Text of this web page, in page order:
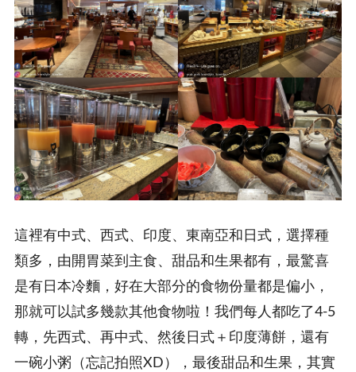
這裡有中式、西式、印度、東南亞和日式，選擇種
類多，由開胃菜到主食、甜品和生果都有，最驚喜
是有日本冷麵，好在大部分的食物份量都是偏小，
那就可以試多幾款其他食物啦！我們每人都吃了4-5
轉，先西式、再中式、然後日式＋印度薄餅，還有
一碗小粥（忘記拍照XD），最後甜品和生果，其實